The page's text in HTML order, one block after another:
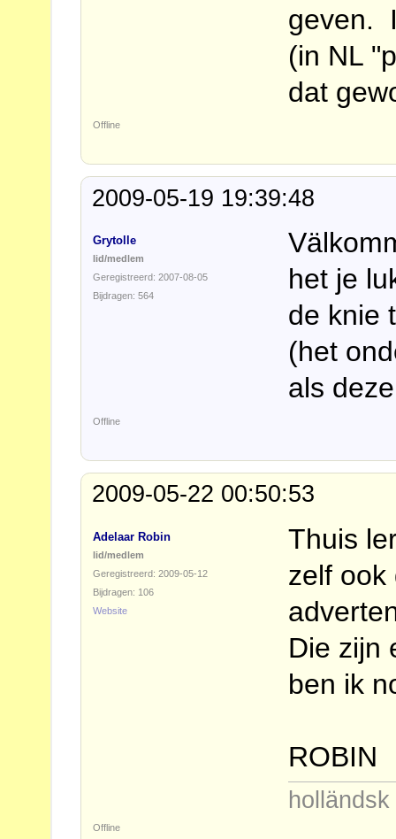
geven.
(in NL
dat
Offline
2009-05-19 19:39:48
Grytolle
lid/medlem
Geregistreerd: 2007-08-05
Bijdragen: 564
het je
de knie
(het
als
Offline
2009-05-22 00:50:53
Adelaar Robin
lid/medlem
Geregistreerd: 2009-05-12
Bijdragen: 106
Website
Thuis
zelf
Die zijn
ben ik
ROBIN
Offline